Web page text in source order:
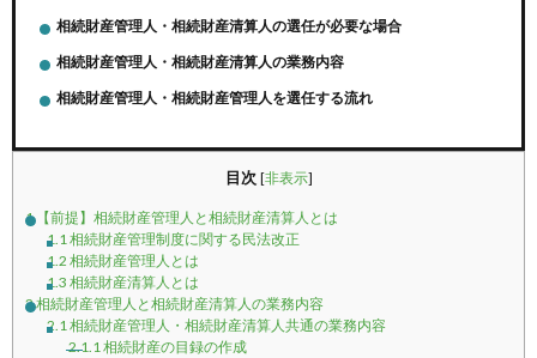
相続財産管理人・相続財産清算人の選任が必要な場合
相続財産管理人・相続財産清算人の業務内容
相続財産管理人・相続財産管理人を選任する流れ
目次 [非表示]
1【前提】相続財産管理人と相続財産清算人とは
1.1相続財産管理制度に関する民法改正
1.2 相続財産管理人とは
1.3 相続財産清算人とは
2相続財産管理人と相続財産清算人の業務内容
2.1相続財産管理人・相続財産清算人共通の業務内容
2.1.1相続財産の目録の作成